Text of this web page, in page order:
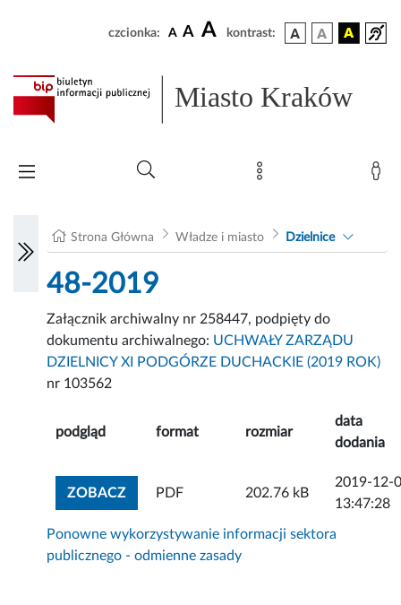
czcionka: A A A kontrast:
Miasto Kraków
Strona Główna Władze i miasto Dzielnice
48-2019
Załącznik archiwalny nr 258447, podpięty do
dokumentu archiwalnego: UCHWAŁY ZARZĄDU
DZIELNICY XI PODGÓRZE DUCHACKIE (2019 ROK)
nr 103562
podgląd format rozmiar
data
dodania
ZOBACZZOBACZ ZAŁĄCZNIK
PDF 202.76 kB
2019-12-
13:47:28
Ponowne wykorzystywanie informacji sektora
publicznego - odmienne zasady